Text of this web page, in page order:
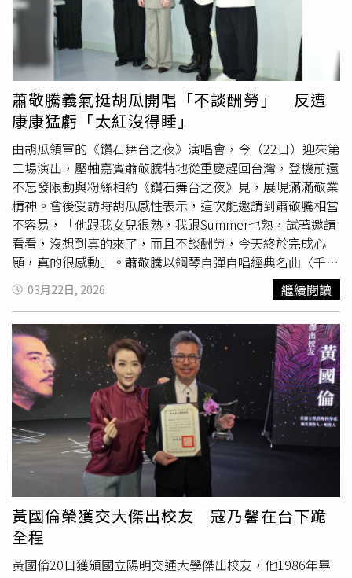
那份溫情：「那個紅包金額不大，但對我來說是莫大的鼓
勵，讓我感受到世界的良善。」
蕭敬騰義氣挺胡瓜開唱「不談酬勞」 反遭
康康猛虧「太紅沒得睡」
由胡瓜領軍的《鑽石舞台之夜》演唱會，今（22日）迎來第
二場演出，壓軸嘉賓蕭敬騰特地從重慶趕回台灣，登機前還
不忘發限動與粉絲相約《鑽石舞台之夜》見，展現滿滿敬業
精神。會後受訪時胡瓜感性表示，這次能邀請到蕭敬騰相當
不容易，「他跟我女兒很熟，我跟Summer也熟，試著邀請
看看，沒想到真的來了，而且不談酬勞，今天終於完成心
願，真的很感動」。蕭敬騰以鋼琴自彈自唱經典名曲〈千言
萬語〉揭開序幕，這首跨世代金曲引發全場共鳴；接著演唱
江蕙的〈無言花〉，再度掀起大合唱。他透露選歌過程相當
「曲折」，笑說：「瓜哥一直提醒我要挑長輩熟悉的歌，所
以原本準備的幾乎都是經典翻唱，後來又希望我能唱自己的
歌，希望今天大家都喜歡。」也透露自己等等就要飛西班牙
錄真人秀。胡瓜則笑說：「剛剛在台上那麼嗨，原來是彌留
狀態！」一旁的康康也幽默補刀：「還是不要太紅，太紅都
不能睡覺。」演唱會壓軸嘉賓蕭敬騰特地從重慶趕回台灣開
唱，力挺胡瓜《鑽石舞台之夜》。（圖／蘇聖倫攝）談到演
出內容，胡瓜指出，特別與團隊針對年長觀眾喜好設計歌
單，加上蕭敬騰過去有駐唱經驗，更能精準掌握現場氣氛。
康康則笑說原本以為蕭敬騰只會唱歌，「沒想到也這麼會搞
笑」，還自嘲不敢在台上合唱，「他KEY太高，我怕破
音」，對此蕭敬騰謙虛回應：「是你KEY高啦！」兩人也在
訪問中合唱康康的歌曲〈或許你是對的〉，互動逗趣十足。
至於是否有機會登上台北大巨蛋開唱，蕭敬騰坦言：「一直
03月22日, 2026 繼續閱讀
黃國倫榮獲交大傑出校友 寇乃馨在台下跪
全程
黃國倫20日獲頒國立陽明交通大學傑出校友，他1986年畢